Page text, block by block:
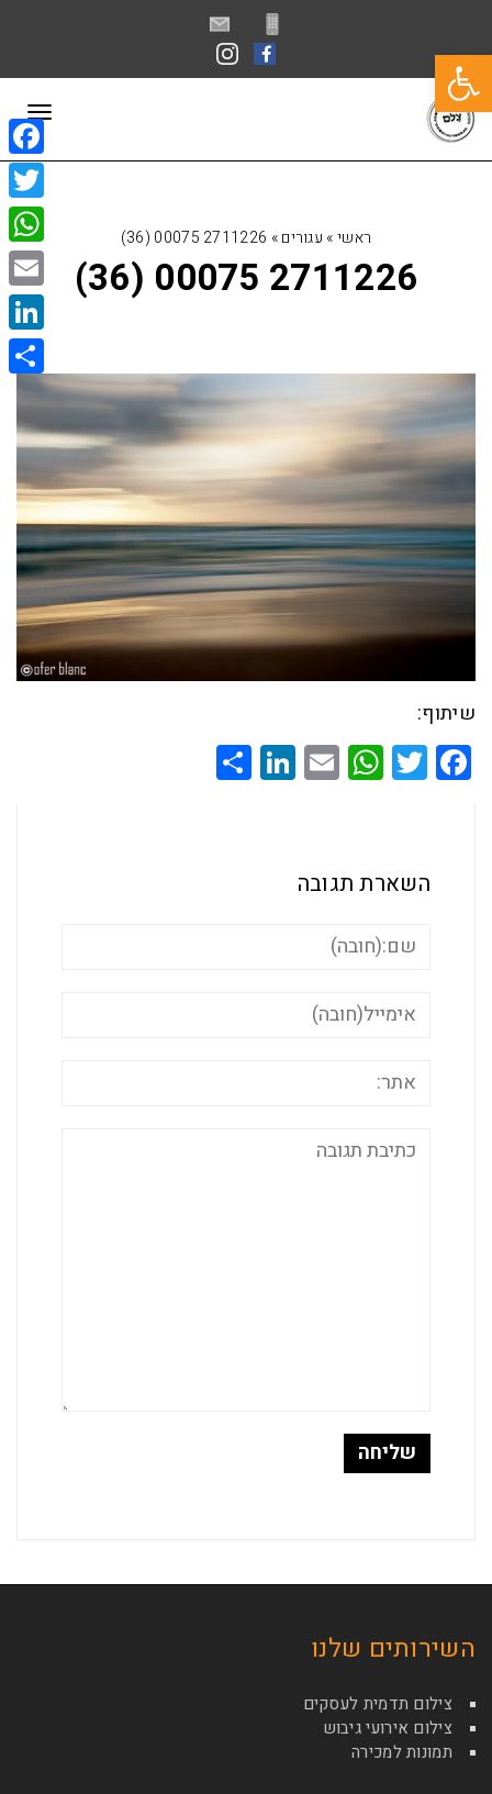
פתח סרגל נגישות
ראשי» עגורים»
2711226 00075 (36)
2711226 00075 (36)
שיתוף:
Facebook
Twitter
WhatsApp
Email
LinkedIn
השארת תגובה
השירותים שלנו
צילום תדמית לעסקים
צילום אירועי גיבוש
תמונות למכירה